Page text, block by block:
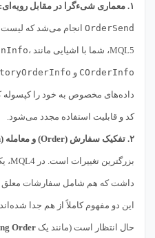
۱. معماری شیءگرا در مقابل رویه‌ای:
OrderSend انجام می‌شد که لیست
MQL5، شما با اشیایی مانند ،
COrderInfo و
داده‌های مخصوص به خود را کپسوله
کد و قابلیت استفاده مجدد می‌شود.
۲. تفکیک سفارش (Order) و معامله (Trade/Position):
این دو مفهوم کاملاً از هم جدا
حال انتظار است (مانند یک Order